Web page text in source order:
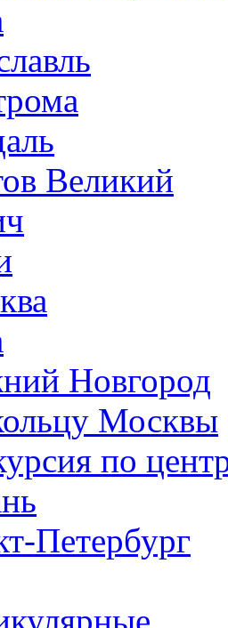
Великий
Новгород
Москвы
по
Петербург